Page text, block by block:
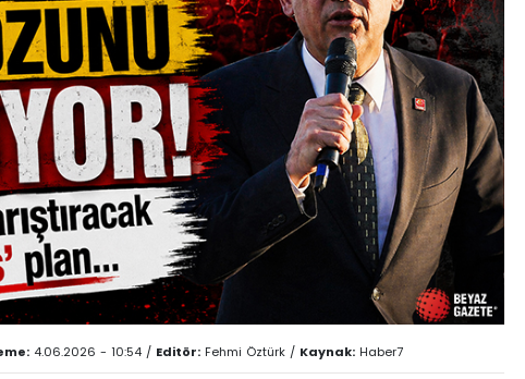
4.06.2026 - 10:54 / Editör: Fehmi Öztürk / Kaynak: Haber7